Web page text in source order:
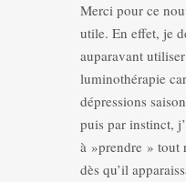
Merci pour ce
utile. En effet, je
auparavant
luminothérapie
dépressions
puis par instinct,
à »prendre » tout
dès qu’il